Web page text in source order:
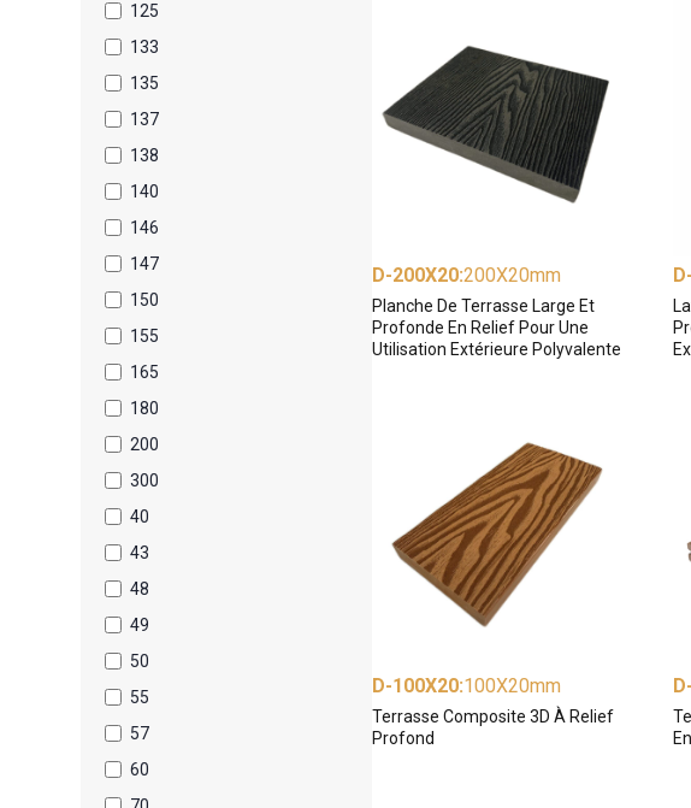
125
133
135
137
138
140
146
147
150
155
165
180
200
300
40
43
48
49
50
55
57
60
D-200X20:200X20mm
Planche De Terrasse Large Et
Profonde En Relief Pour Une
Utilisation Extérieure Polyvalente
D-100X20:100X20mm
Terrasse Composite 3D À Relief
Profond